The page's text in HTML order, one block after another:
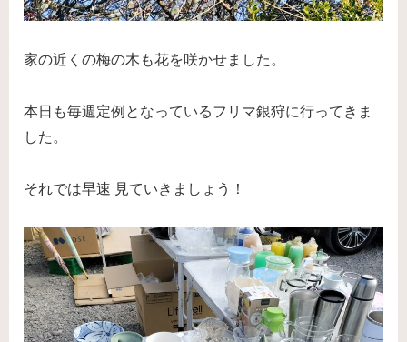
家の近くの梅の木も花を咲かせました。
本日も毎週定例となっているフリマ銀狩に行ってきま
した。
それでは早速 見ていきましょう！